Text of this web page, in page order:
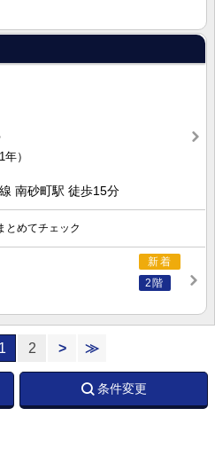
年）
南砂町駅 徒歩15分
とめてチェック
新着
2階
1 2 > ≫
条件変更